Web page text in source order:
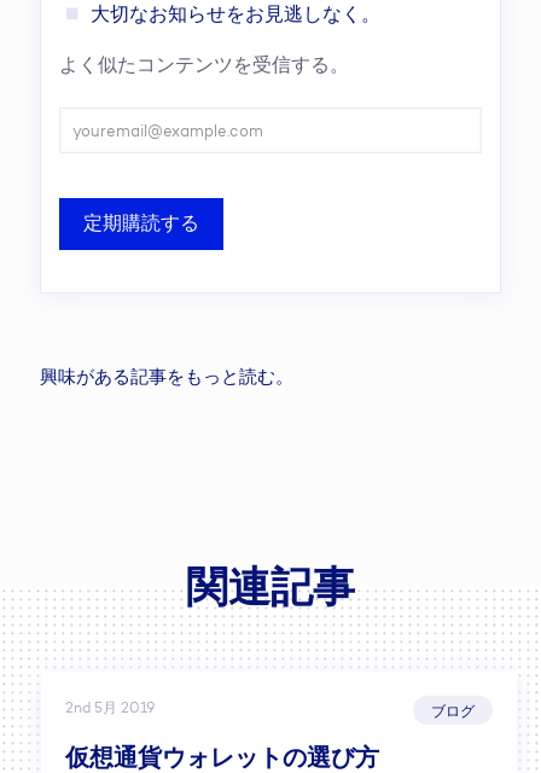
大切なお知らせをお見逃しなく。
よく似たコンテンツを受信する。
興味がある記事をもっと読む。
関連記事
2nd 5月 2019 ブログ
仮想通貨ウォレットの選び方